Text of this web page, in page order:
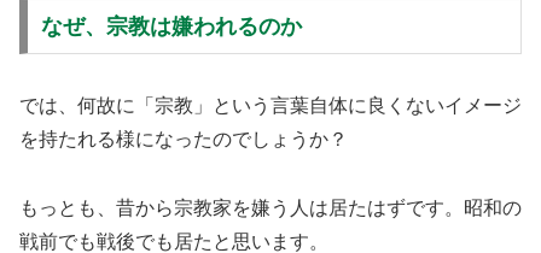
なぜ、宗教は嫌われるのか
では、何故に「宗教」という言葉自体に良くないイメージ
を持たれる様になったのでしょうか？
もっとも、昔から宗教家を嫌う人は居たはずです。昭和の
戦前でも戦後でも居たと思います。